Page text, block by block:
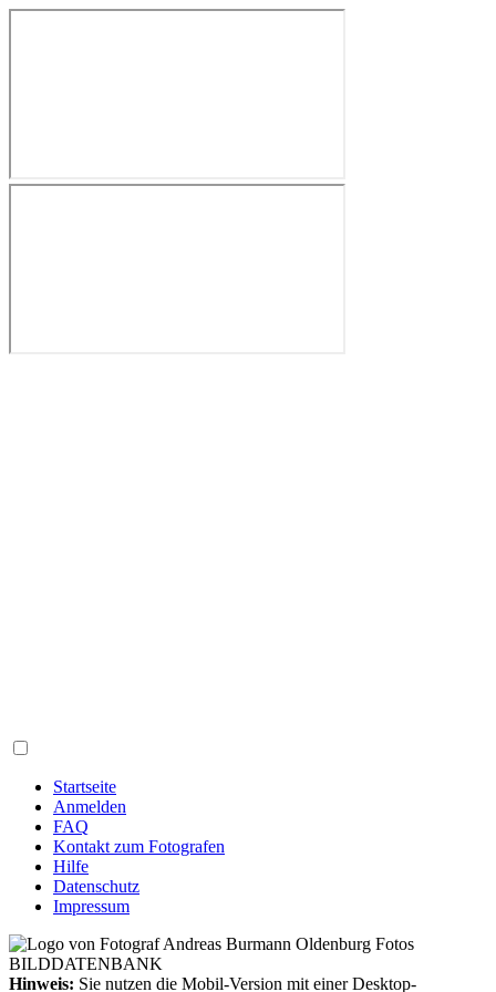
Startseite
Anmelden
FAQ
Kontakt zum Fotografen
Hilfe
Datenschutz
Impressum
Hinweis: Sie nutzen die Mobil-Version mit einer Desktop-